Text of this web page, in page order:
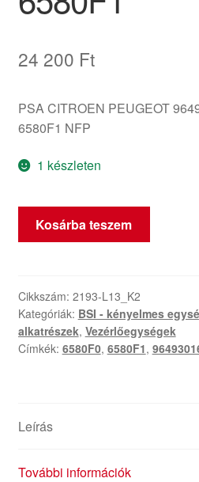
24 200 Ft
PSA CITROEN PEUGEOT
6580F1 NFP
1 készleten
ECU
LEAR
C5
9649301680
6580F0
6580F1
Kosárba teszem
Cikkszám: 2193-L13_K2
Kategóriák: BSI - kényelmes
alkatrészek, Vezérlőegységek
Címkék: 6580F0, 6580F1,
Leírás
További információk